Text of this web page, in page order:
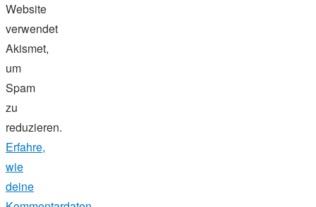
Website
verwendet
Akismet,
um
Spam
zu
reduzieren.
Erfahre,
wie
deine